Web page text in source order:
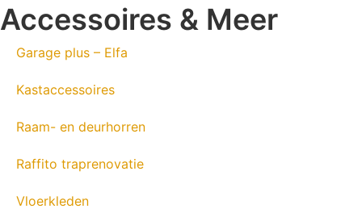
Accessoires & Meer
Garage plus – Elfa
Kastaccessoires
Raam- en deurhorren
Raffito traprenovatie
Vloerkleden